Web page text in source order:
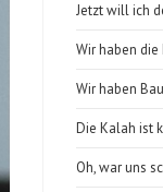
Jetzt will ich
Wir haben die
Wir haben
Die Kalah ist
Oh, war uns